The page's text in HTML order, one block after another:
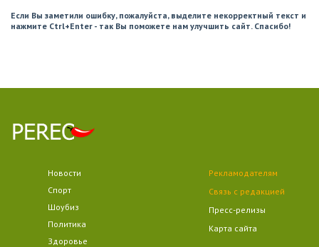
Если Вы заметили ошибку, пожалуйста, выделите некорректный текст и
нажмите Ctrl+Enter - так Вы поможете нам улучшить сайт. Спасибо!
Новости
Спорт
Шоубиз
Политика
Здоровье
Рекламодателям
Связь с редакцией
Пресс-релизы
Карта сайта